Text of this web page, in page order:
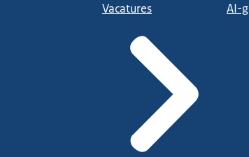
Vacatures AI-